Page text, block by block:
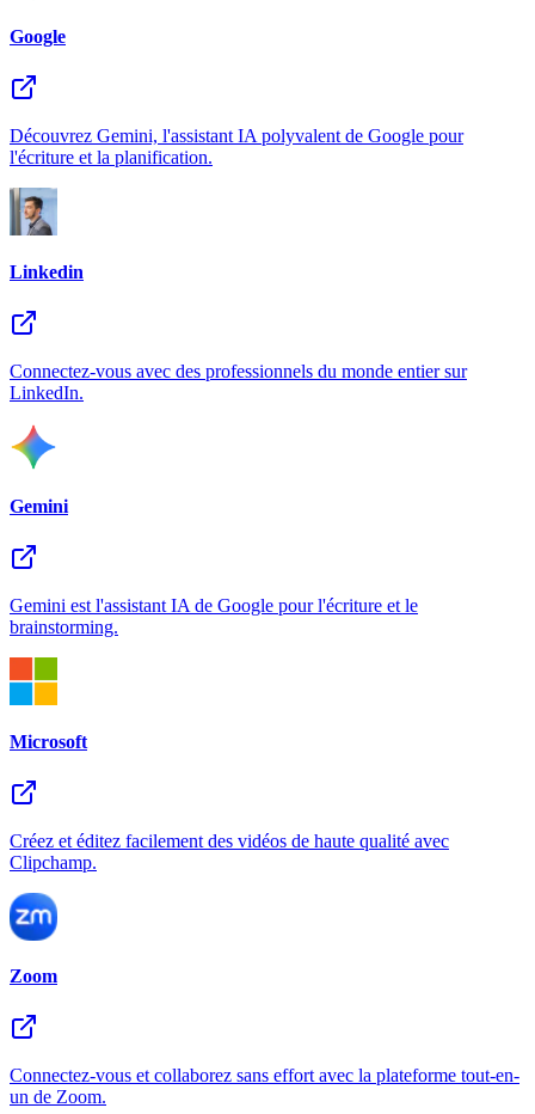
Google
Découvrez Gemini, l'assistant IA polyvalent de Google pour
l'écriture et la planification.
Linkedin
Connectez-vous avec des professionnels du monde entier sur
LinkedIn.
Gemini
Gemini est l'assistant IA de Google pour l'écriture et le
brainstorming.
Microsoft
Créez et éditez facilement des vidéos de haute qualité avec
Clipchamp.
Zoom
Connectez-vous et collaborez sans effort avec la plateforme tout-en-
un de Zoom.